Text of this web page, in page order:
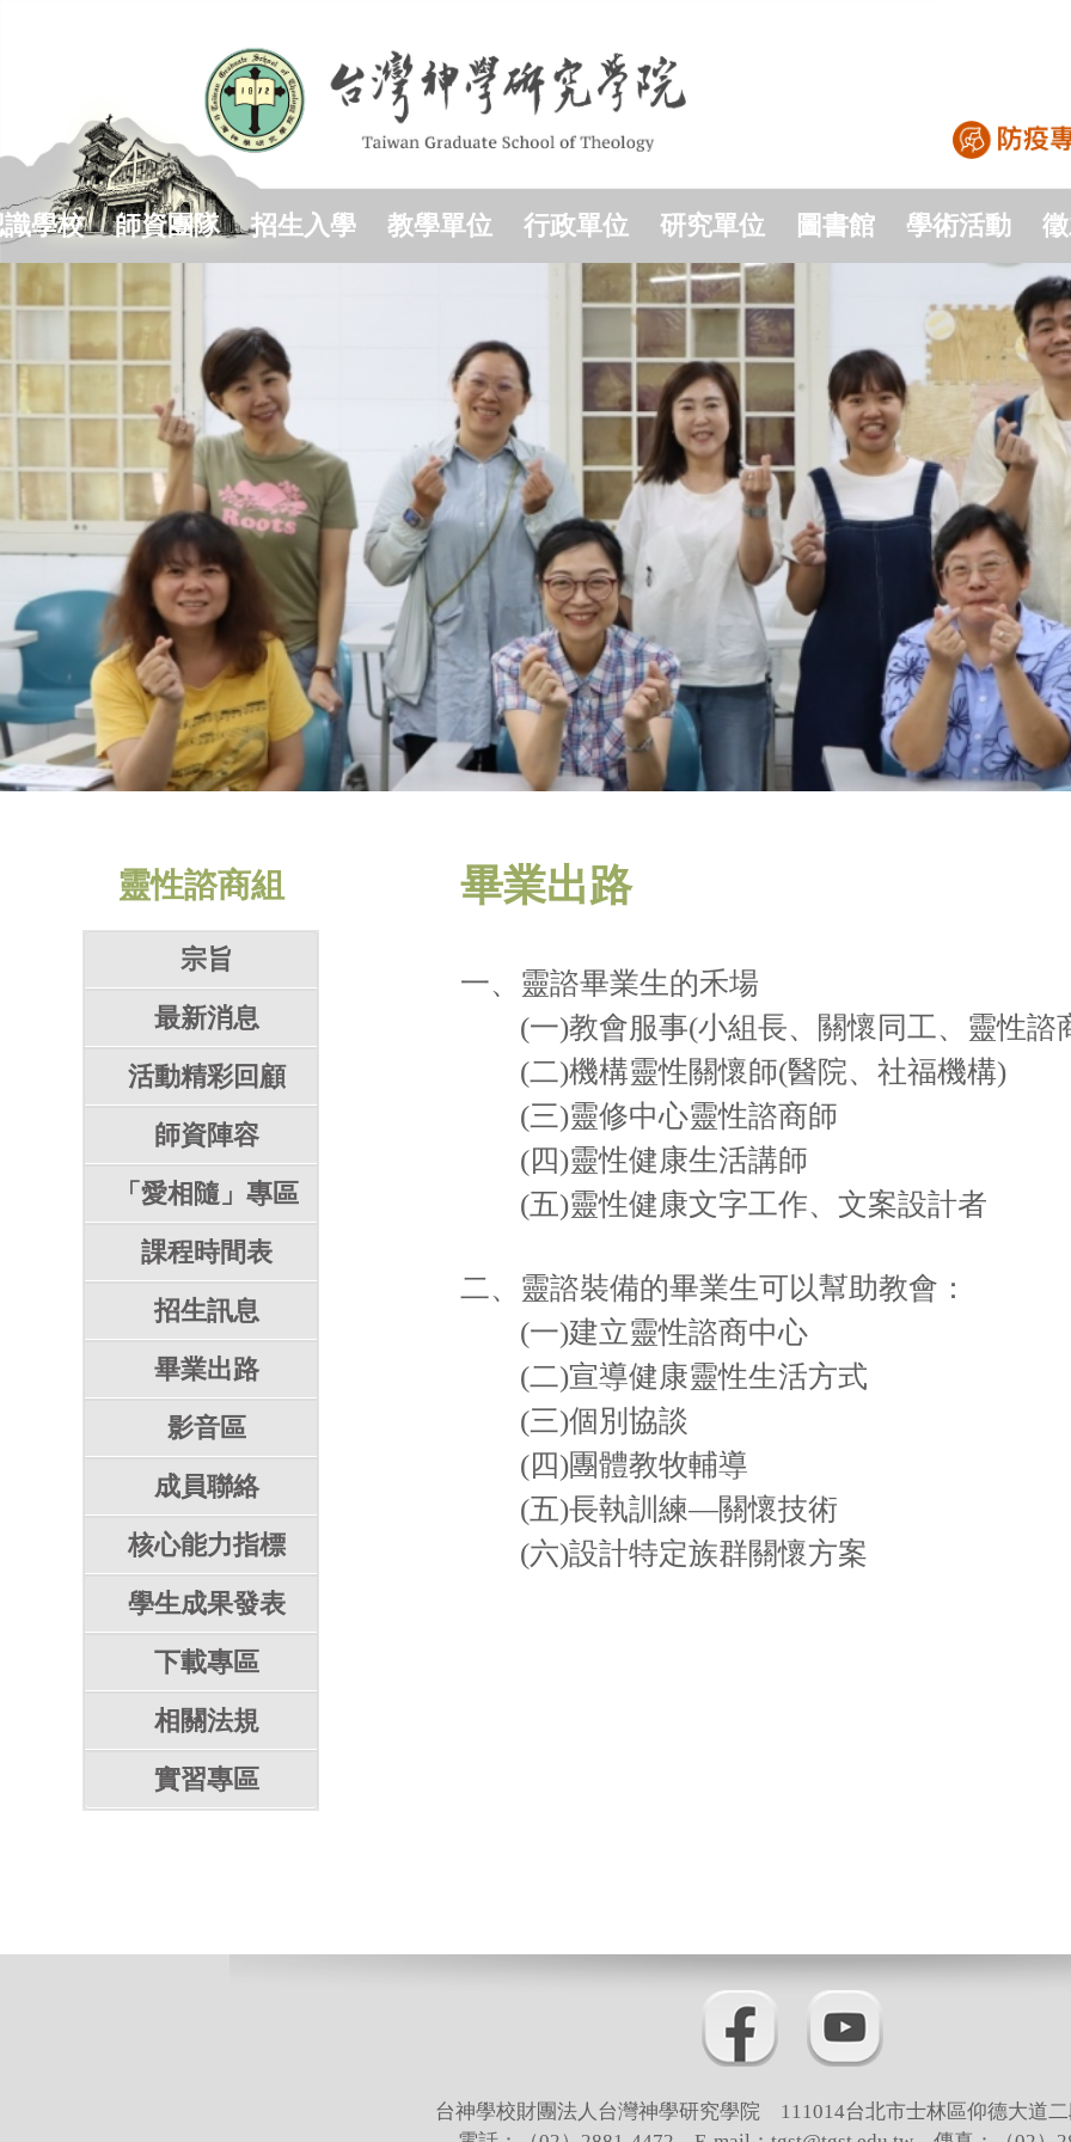
區
學校 師資團隊 招生入學 教學單位 行政單位 研究單位 圖書館 學術活動
靈性諮商組
宗旨
最新消息
活動精彩回顧
師資陣容
「愛相隨」專區
課程時間表
招生訊息
畢業出路
影音區
成員聯絡
核心能力指標
學生成果發表
下載專區
相關法規
實習專區
畢業出路
一、靈諮畢業生的禾場
(一)教會服事(小組長、關懷同工、靈性諮
(二)機構靈性關懷師(醫院、社福機構)
(三)靈修中心靈性諮商師
(四)靈性健康生活講師
(五)靈性健康文字工作、文案設計者
二、靈諮裝備的畢業生可以幫助教會：
(一)建立靈性諮商中心
(二)宣導健康靈性生活方式
(三)個別協談
(四)團體教牧輔導
(五)長執訓練—關懷技術
(六)設計特定族群關懷方案
台神學校財團法人台灣神學研究學院 111014台北市士林區仰德大道